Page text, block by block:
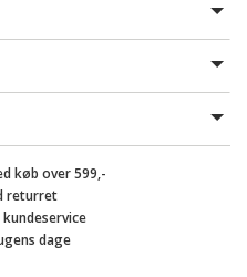
køb over 599,-
returret
dage